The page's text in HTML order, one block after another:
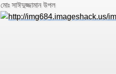
মোঃ সাঈদুজ্জামান উপল